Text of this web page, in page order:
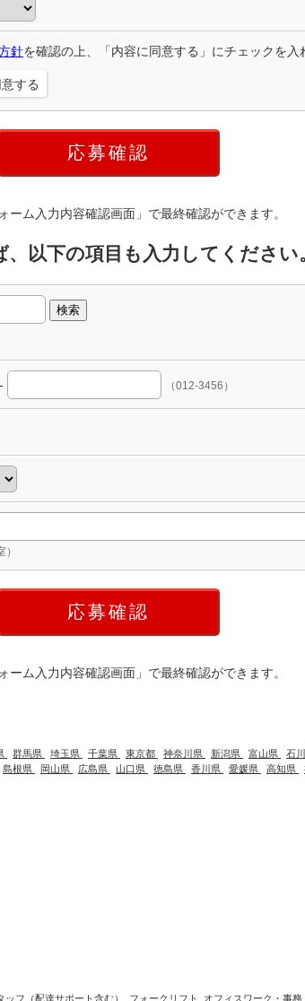
針を確認の上、「内容に同意する」にチェックを入
する
ーム入力内容確認画面」で最終確認ができます。
、以下の項目も入力してください
検索
- （012-3456）
ーム入力内容確認画面」で最終確認ができます。
群馬県 埼玉県 千葉県 東京都 神奈川県 新潟県 富山県
石
島根県 岡山県 広島県 山口県 徳島県 香川県 愛媛県 高知県
ッフ（配達サポート含む） フォークリフト オフィスワーク・事務